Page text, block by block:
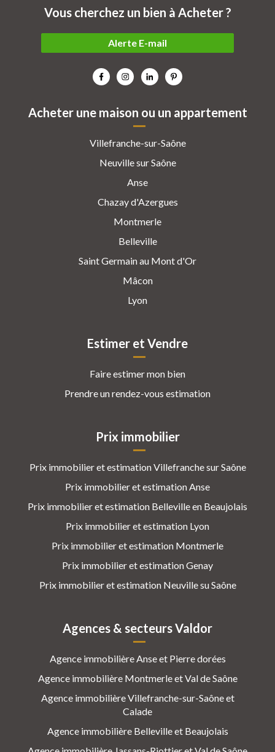
Acheter une maison ou un appartement
Villefranche-sur-Saône
Neuville sur Saône
Anse
Chazay d'Azergues
Montmerle
Belleville
Saint Germain au Mont d'Or
Mâcon
Lyon
Estimer et Vendre
Faire estimer mon bien
Prendre un rendez-vous estimation
Prix immobilier
Prix immobilier et estimation Villefranche sur Saône
Prix immobilier et estimation Anse
Prix immobilier et estimation Belleville en Beaujolais
Prix immobilier et estimation Lyon
Prix immobilier et estimation Montmerle
Prix immobilier et estimation Genay
Prix immobilier et estimation Neuville su Saône
Agences & secteurs Valdor
Agence immobilière Anse et Pierre dorées
Agence immobilière Montmerle et Val de Saône
Agence immobilière Villefranche-sur-Saône et
Calade
Agence immobilière Belleville et Beaujolais
Vous cherchez un bien à Acheter ?
Alerte E-mail